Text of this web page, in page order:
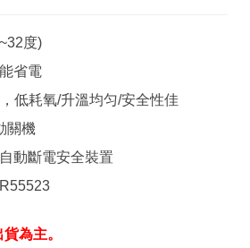
度)
省電
低耗氧/升溫均匀/安全性佳
關機
動斷電安全裝置
為主。